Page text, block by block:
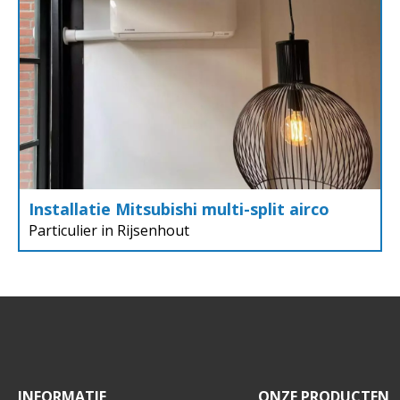
Installatie Mitsubishi multi-split airco
Particulier in Rijsenhout
INFORMATIE
ONZE PRODUCTEN